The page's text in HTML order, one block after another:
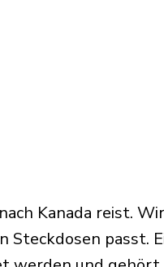
Kanada reist. Wir
Steckdosen passt.